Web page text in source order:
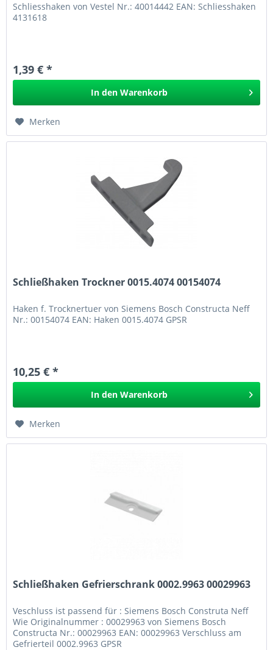
Schliesshaken von Vestel Nr.: 40014442 EAN: Schliesshaken
4131618
1,39 € *
In den Warenkorb
Merken
Schließhaken Trockner 0015.4074 00154074
Haken f. Trocknertuer von Siemens Bosch Constructa Neff
Nr.: 00154074 EAN: Haken 0015.4074 GPSR
10,25 € *
In den Warenkorb
Merken
Schließhaken Gefrierschrank 0002.9963 00029963
Veschluss ist passend für : Siemens Bosch Construta Neff
Wie Originalnummer : 00029963 von Siemens Bosch
Constructa Nr.: 00029963 EAN: 00029963 Verschluss am
Gefrierteil 0002.9963 GPSR